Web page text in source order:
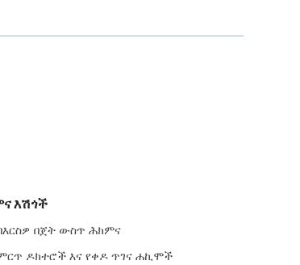
እሽጎች
በጀት ውስጥ ሕክምና
ዶክተሮች እና የቀዶ ጥገና ሐኪሞች